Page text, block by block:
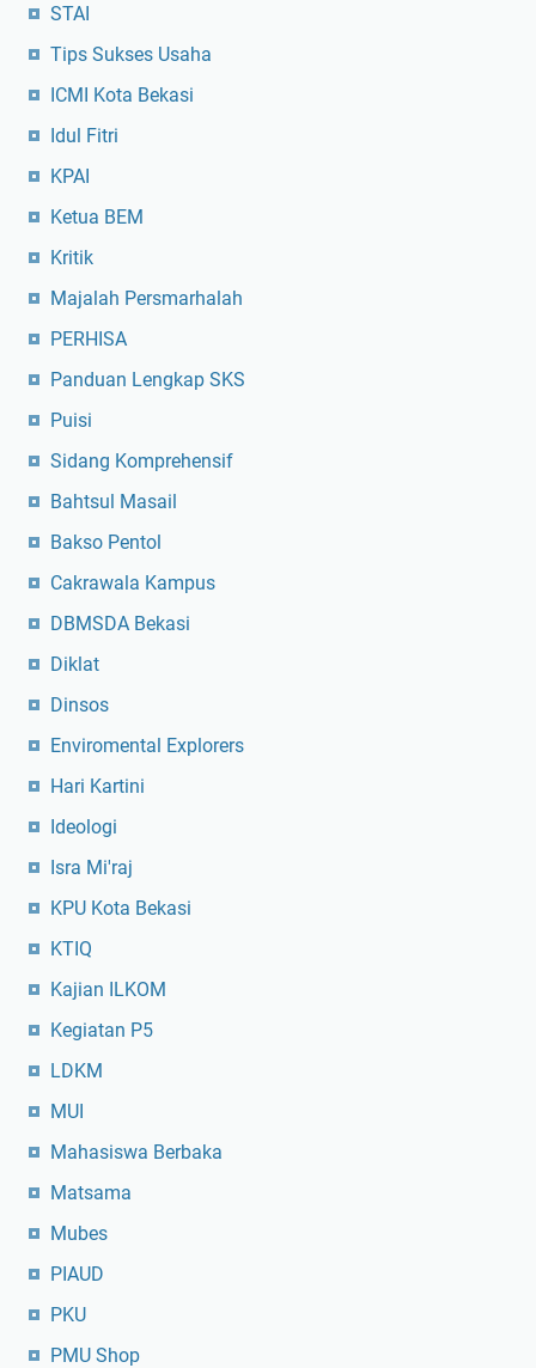
STAI
Tips Sukses Usaha
ICMI Kota Bekasi
Idul Fitri
KPAI
Ketua BEM
Kritik
Majalah Persmarhalah
PERHISA
Panduan Lengkap SKS
Puisi
Sidang Komprehensif
Bahtsul Masail
Bakso Pentol
Cakrawala Kampus
DBMSDA Bekasi
Diklat
Dinsos
Enviromental Explorers
Hari Kartini
Ideologi
Isra Mi'raj
KPU Kota Bekasi
KTIQ
Kajian ILKOM
Kegiatan P5
LDKM
MUI
Mahasiswa Berbaka
Matsama
Mubes
PIAUD
PKU
PMU Shop